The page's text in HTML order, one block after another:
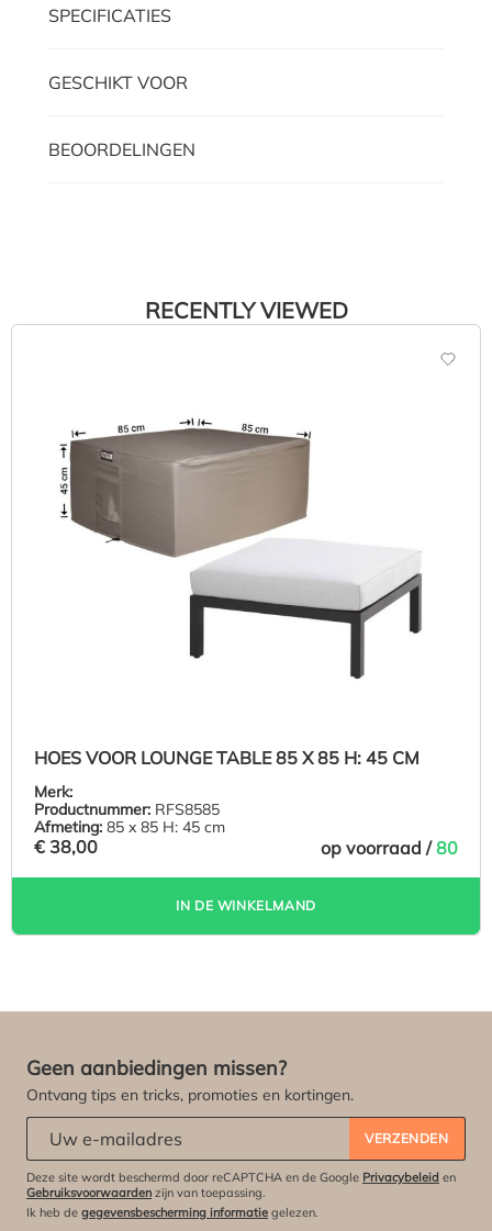
SPECIFICATIES
GESCHIKT VOOR
BEOORDELINGEN
RECENTLY VIEWED
HOES VOOR LOUNGE TABLE 85 X 85 H: 45 CM
Merk:
Productnummer: RFS8585
Afmeting: 85 x 85 H: 45 cm
€ 38,00 op voorraad /80
IN DE WINKELMAND
Geen aanbiedingen missen?
Ontvang tips en tricks, promoties en kortingen.
VERZENDEN
Deze site wordt beschermd door reCAPTCHA en de Google Privacybeleid en
Gebruiksvoorwaarden zijn van toepassing.
Ik heb de gegevensbescherming informatie gelezen.